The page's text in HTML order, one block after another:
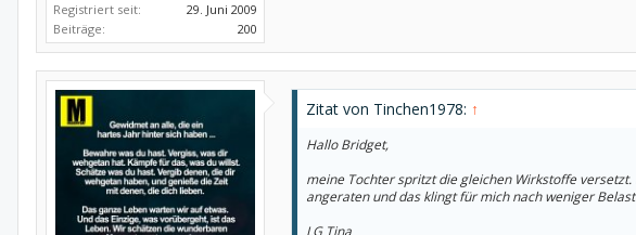
Registriert seit:
29. Juni 2009
Beiträge:
200
Zitat von Tinchen1978: ↑
Hallo Bridget,
meine Tochter spritzt die gleichen Wirkstoffe
angeraten und das klingt für mich nach weniger
LG Tina